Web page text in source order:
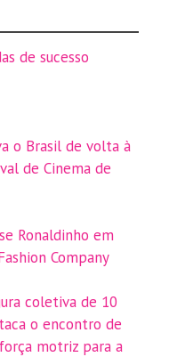
de sucesso
o Brasil de volta à
de Cinema de
Ronaldinho em
Company
coletiva de 10
o encontro de
motriz para a